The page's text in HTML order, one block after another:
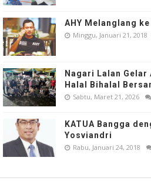
AHY Melanglang
Minggu, Januari 21, 2018
Nagari Lalan
Halal Bihalal
Sabtu, Maret 21, 2026
KATUA Bangga
Yosviandri
Rabu, Januari 24, 2018